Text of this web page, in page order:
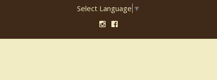
Select Language ▼